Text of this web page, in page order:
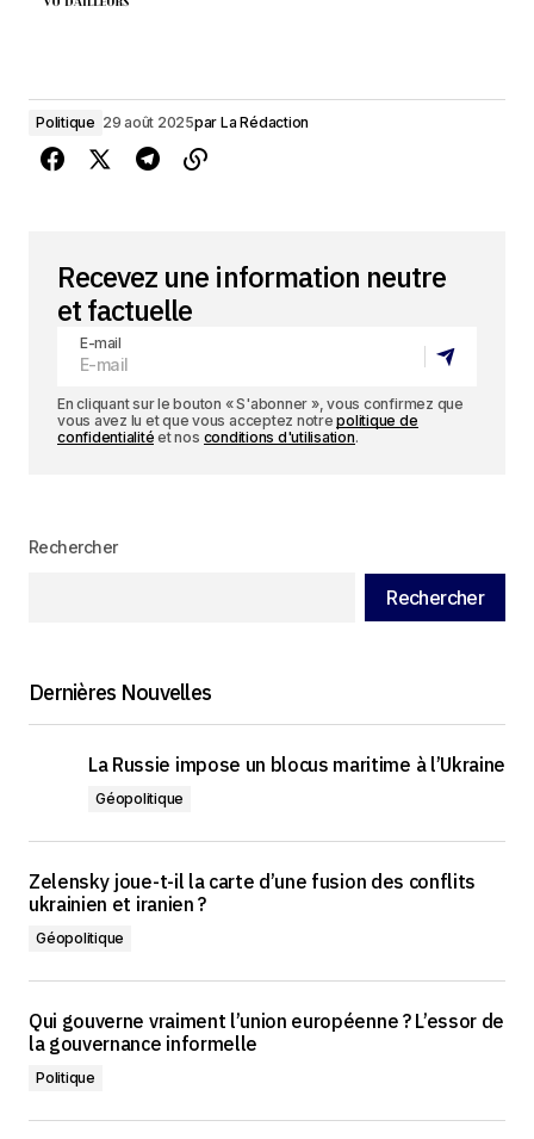
Politique 29 août 2025par La Rédaction
Recevez une information neutre
et factuelle
E-mail
En cliquant sur le bouton « S'abonner », vous confirmez que
vous avez lu et que vous acceptez notrepolitique de
confidentialité et nos conditions d'utilisation.
Rechercher
Rechercher
Dernières Nouvelles
La Russie impose un blocus maritime à l’Ukraine
Géopolitique
Zelensky joue-t-il la carte d’une fusion des conflits
ukrainien et iranien ?
Géopolitique
Qui gouverne vraiment l’union européenne ? L’essor de
la gouvernance informelle
Politique